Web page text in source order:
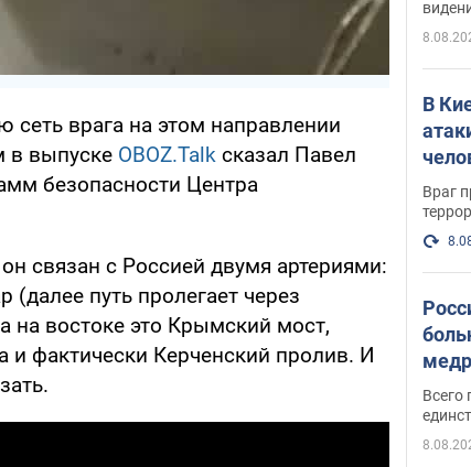
сеть врага на этом направлении
в выпуске OBOZ.Talk сказал Павел
безопасности Центра
связан с Россией двумя артериями:
(далее путь пролегает через
на востоке это Крымский мост,
фактически Керченский пролив. И
В
Враг
Всего